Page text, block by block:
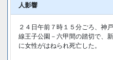
人影響
２４日午前７時１５分ごろ、神
線王子公園－六甲間の踏切で、
に女性がはねられ死亡した。